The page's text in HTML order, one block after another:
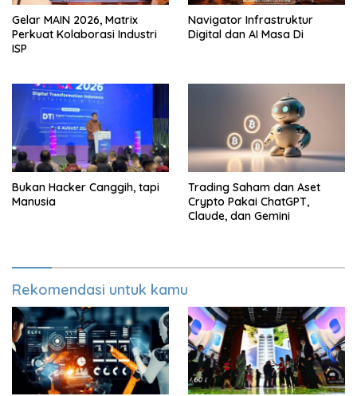
Gelar MAIN 2026, Matrix
Perkuat Kolaborasi Industri
ISP
Navigator Infrastruktur
Digital dan AI Masa Di
Bukan Hacker Canggih, tapi
Manusia
Trading Saham dan Aset
Crypto Pakai ChatGPT,
Claude, dan Gemini
Rekomendasi untuk kamu